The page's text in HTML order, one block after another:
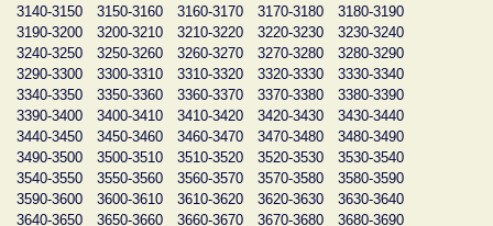
3140-3150
3150-3160 3160-3170 3170-3180
3180-3190
3190-3200
3200-3210 3210-3220 3220-3230
3230-3240
3240-3250
3250-3260 3260-3270 3270-3280
3280-3290
3290-3300
3300-3310 3310-3320 3320-3330
3330-3340
3340-3350
3350-3360 3360-3370 3370-3380
3380-3390
3390-3400
3400-3410 3410-3420 3420-3430
3430-3440
3440-3450
3450-3460 3460-3470 3470-3480
3480-3490
3490-3500
3500-3510 3510-3520 3520-3530
3530-3540
3540-3550
3550-3560 3560-3570 3570-3580
3580-3590
3590-3600
3600-3610 3610-3620 3620-3630
3630-3640
3640-3650
3650-3660 3660-3670 3670-3680
3680-3690